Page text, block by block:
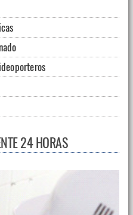
24 HORAS